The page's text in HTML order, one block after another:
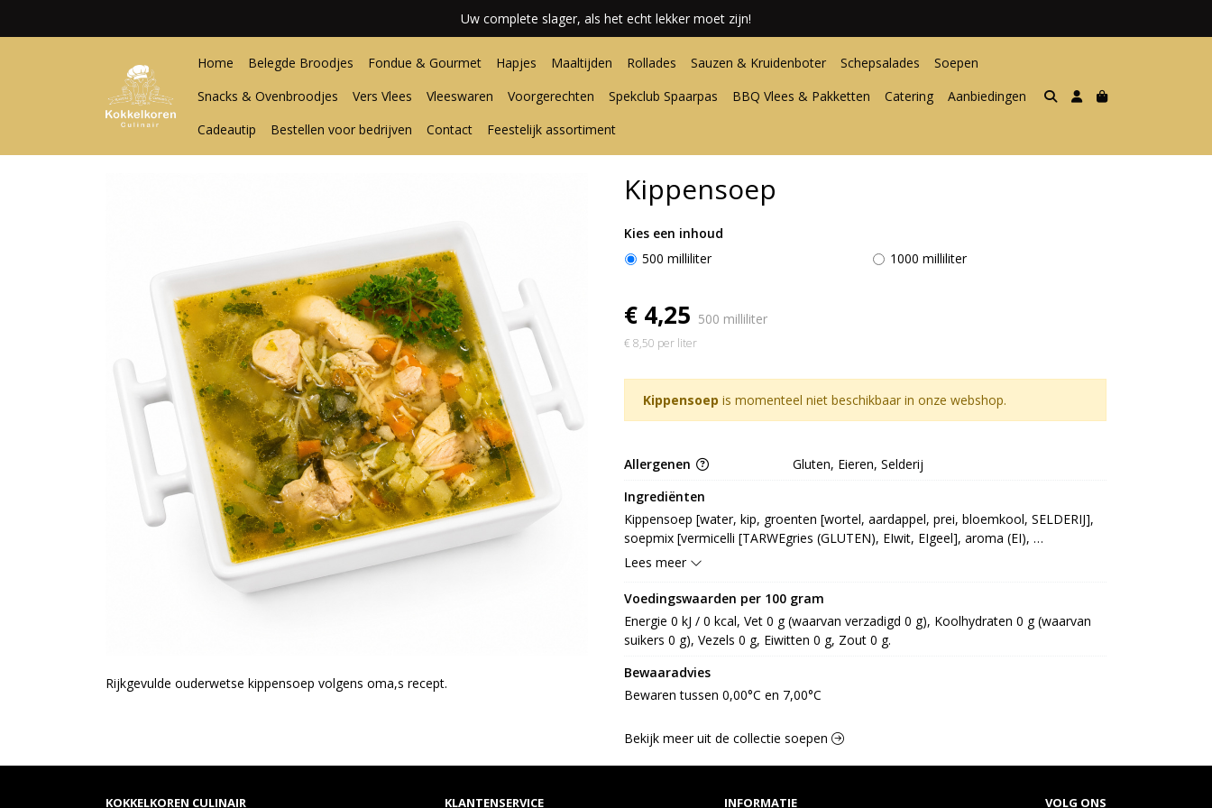
Uw complete slager, als het echt lekker moet zijn!
Home Belegde Broodjes Fondue & Gourmet Hapjes Maaltijden Rollades Sauzen & Kruidenboter Schepsalades
Soepen
Snacks & Ovenbroodjes
Vers Vlees Vleeswaren Voorgerechten Spekclub Spaarpas BBQ Vlees & Pakketten Catering
Aanbiedingen
Cadeautip
Bestellen voor bedrijven Contact Feestelijk assortiment
Rijkgevulde ouderwetse kippensoep volgens oma,s recept.
Kippensoep
Kies een inhoud
500 milliliter
1000 milliliter
€ 4,25 500 milliliter
€ 8,50 per liter
Kippensoep is momenteel niet beschikbaar in onze webshop.
Allergenen
Gluten, Eieren, Selderij
Ingrediënten
Kippensoep [water, kip, groenten [wortel, aardappel, prei, bloemkool, SELDERIJ],
soepmix [vermicelli [TARWEgries (GLUTEN), EIwit, EIgeel], aroma (EI),
maltodextrine, zout, mineraalzout [kalium], gistextract, wortel, kippenvet, prei,
antioxidant: E392], vermicelli [TARWEmeel (GLUTEN)], bouillonpoeder [zout,
plantaardig vet [palm, sheaboter, salboter], aardappelzetmeel, suiker, uipoeder,
kippenvet [kippenvet, antioxidant: E392], specerij [kurkuma, SELDERIJzaad], wortel,
gistextract, peterselie, aroma, kippenvleesextract, karamelstroop, maltodextrine,
smaakversterker: E621, E627, E631]]
Lees meer
Voedingswaarden per 100 gram
Energie 0 kJ / 0 kcal, Vet 0 g (waarvan verzadigd 0 g), Koolhydraten 0 g (waarvan
suikers 0 g), Vezels 0 g, Eiwitten 0 g, Zout 0 g.
Bewaaradvies
Bewaren tussen 0,00°C en 7,00°C
Bekijk meer uit de collectie soepen
KOKKELKOREN CULINAIR KLANTENSERVICE INFORMATIE VOLG ONS